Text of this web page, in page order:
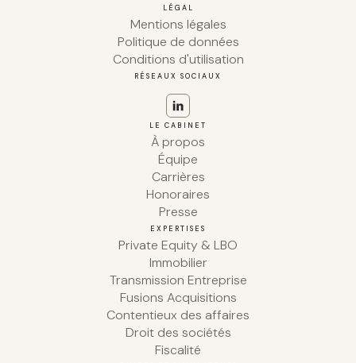
LÉGAL
Mentions légales
Politique de données
Conditions d'utilisation
RÉSEAUX SOCIAUX
LE CABINET
À propos
Équipe
Carrières
Honoraires
Presse
EXPERTISES
Private Equity & LBO
Immobilier
Transmission Entreprise
Fusions Acquisitions
Contentieux des affaires
Droit des sociétés
Fiscalité